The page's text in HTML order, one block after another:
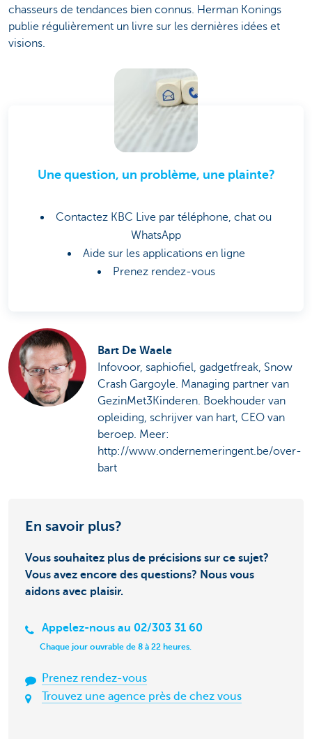
chasseurs de tendances bien connus. Herman Konings
publie régulièrement un livre sur les dernières idées et
visions.
Une question, un problème, une plainte?
Contactez KBC Live par téléphone, chat ou
WhatsApp
Aide sur les applications en ligne
Prenez rendez-vous
Bart De Waele
Infovoor, saphiofiel, gadgetfreak, Snow
Crash Gargoyle. Managing partner van
GezinMet3Kinderen. Boekhouder van
opleiding, schrijver van hart, CEO van
beroep. Meer:
http://www.ondernemeringent.be/over-
bart
En savoir plus?
Vous souhaitez plus de précisions sur ce sujet?
Vous avez encore des questions? Nous vous
aidons avec plaisir.
Appelez-nous au 02/303 31 60
Chaque jour ouvrable de 8 à 22 heures.
Prenez rendez-vous
Trouvez une agence près de chez vous